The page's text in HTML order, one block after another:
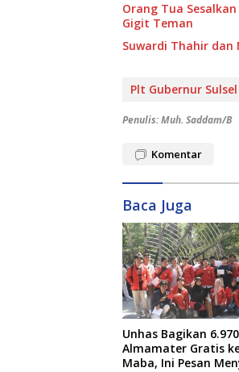
Orang Tua
Gigit Teman
Suwardi Thahir dan
Plt Gubernur Sulsel
Penulis: Muh. Saddam/B
Komentar
Baca Juga
Unhas Bagikan 6.970
Almamater Gratis
Maba, Ini Pesan